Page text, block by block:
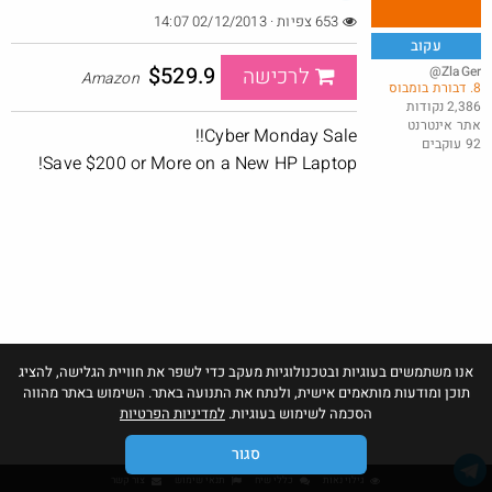
באג? רק לפריים - משלוח חינם ללא הגבלת 49$
@No_but_yeah_but_no_
אנו משתמשים בעוגיות ובטכנולוגיות מעקב כדי לשפר את חוויית הגלישה, להציג
תוכן ומודעות מותאמים אישית, ולנתח את התנועה באתר. השימוש באתר מהווה
הסכמה לשימוש בעוגיות. למדיניות הפרטיות
סגור
עקוב
@ZlaGer
8. דבורת בומבוס
2,386 נקודות
אתר אינטרנט
92 עוקבים
לרכישה $529.9
Amazon
Cyber Monday Sale!!
Save $200 or More on a New HP Laptop!